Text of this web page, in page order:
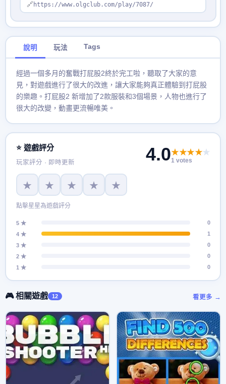
🔗 https://www.olgclub.com/play/7087/
說明 玩法 Tags
經過一個多月的奮戰打屁股2終於完工啦，聽取了大家的意
見，對遊戲進行了很大的改進，讓大家能夠真正體驗到打屁股
的樂趣。打屁股2 新增加了2款服裝和3個場景，人物也進行了
很大的改變，動畫更流暢唯美。
⭐ 遊戲評分
玩家評分 · 即時更新 4.0★★★★★
1 votes
★ ★ ★ ★ ★
點擊星星為遊戲評分
5 ★
0
4 ★
1
3 ★
0
2 ★
0
1 ★
0
🎮 相關遊戲 12 看更多 →